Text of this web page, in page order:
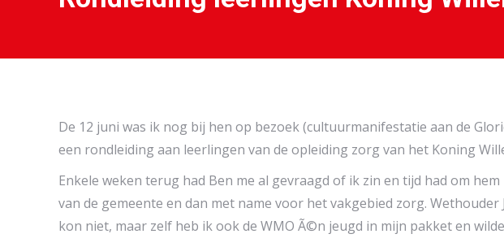
De 12 juni was ik nog bij hen op bezoek (cultuurmanifestatie aan de
een rondleiding aan leerlingen van de opleiding zorg van het Koning
Enkele weken terug had Ben me al gevraagd of ik zin en tijd had om
van de gemeente en dan met name voor het vakgebied zorg.
kon niet, maar zelf heb ik ook de WMO Ã©n jeugd in mijn pakket en